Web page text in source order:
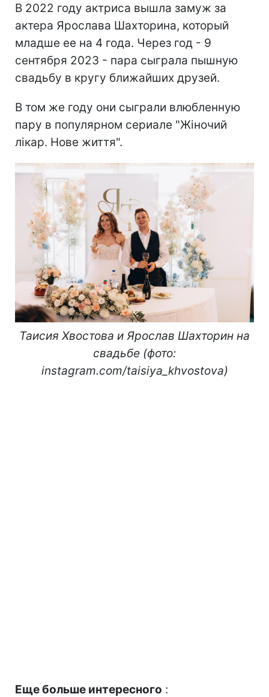
В 2022 году актриса вышла замуж за
актера Ярослава Шахторина, который
младше ее на 4 года. Через год - 9
сентября 2023 - пара сыграла пышную
свадьбу в кругу ближайших друзей.
В том же году они сыграли влюбленную
пару в популярном сериале "Жіночий
лікар. Нове життя".
Таисия Хвостова и Ярослав Шахторин на
свадьбе (фото:
instagram.com/taisiya_khvostova)
Еще больше интересного :